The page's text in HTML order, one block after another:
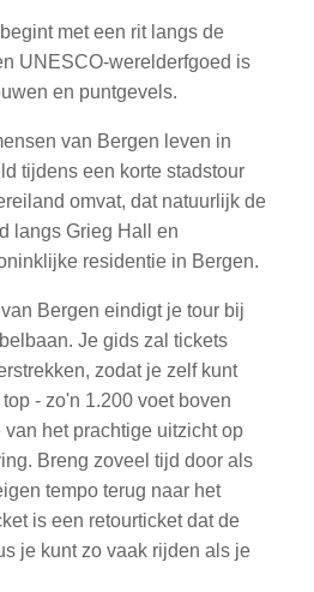
met een rit langs de
UNESCO-werelderfgoed is
en puntgevels.
van Bergen leven in
tijdens een korte stadstour
omvat, dat natuurlijk de
langs Grieg Hall en
residentie in Bergen.
Bergen eindigt je tour bij
Je gids zal tickets
zodat je zelf kunt
- zo'n 1.200 voet boven
het prachtige uitzicht op
Breng zoveel tijd door als
tempo terug naar het
is een retourticket dat de
je kunt zo vaak rijden als je